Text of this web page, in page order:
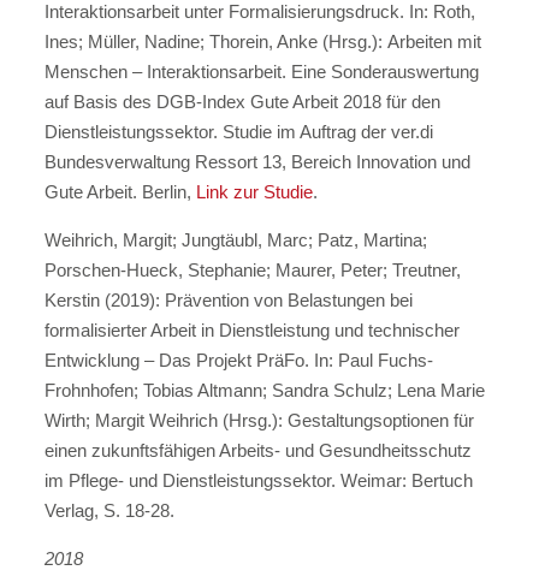
Interaktionsarbeit unter Formalisierungsdruck. In: Roth,
Ines; Müller, Nadine; Thorein, Anke (Hrsg.): Arbeiten mit
Menschen – Interaktionsarbeit. Eine Sonderauswertung
auf Basis des DGB-Index Gute Arbeit 2018 für den
Dienstleistungssektor. Studie im Auftrag der ver.di
Bundesverwaltung Ressort 13, Bereich Innovation und
Gute Arbeit. Berlin, Link zur Studie.
Weihrich, Margit; Jungtäubl, Marc; Patz, Martina;
Porschen-Hueck, Stephanie; Maurer, Peter; Treutner,
Kerstin (2019): Prävention von Belastungen bei
formalisierter Arbeit in Dienstleistung und technischer
Entwicklung – Das Projekt PräFo. In: Paul Fuchs-
Frohnhofen; Tobias Altmann; Sandra Schulz; Lena Marie
Wirth; Margit Weihrich (Hrsg.): Gestaltungsoptionen für
einen zukunftsfähigen Arbeits- und Gesundheitsschutz
im Pflege- und Dienstleistungssektor. Weimar: Bertuch
Verlag, S. 18-28.
2018